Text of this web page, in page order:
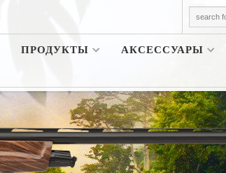
ПРОДУКТЫ АКСЕССУАРЫ